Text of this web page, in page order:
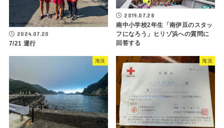
2024.07.20
7/21 運行
2019.07.28
南中小学校2年生「南伊豆のスタッ
フになろう」ヒリゾ浜への質問に
回答する
海況 海況